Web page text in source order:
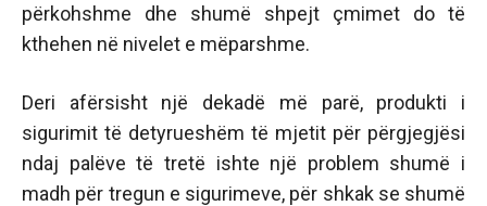
përkohshme dhe shumë shpejt çmimet do të
kthehen në nivelet e mëparshme.
Deri afërsisht një dekadë më parë, produkti i
sigurimit të detyrueshëm të mjetit për përgjegjësi
ndaj palëve të tretë ishte një problem shumë i
madh për tregun e sigurimeve, për shkak se shumë